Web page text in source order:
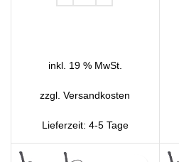
inkl. 19 % MwSt.
zzgl.Versandkosten
Lieferzeit: 4-5 Tage